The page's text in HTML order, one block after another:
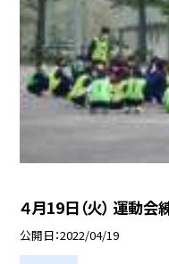
４月19日（火） 運動会
公開日 2022/04/19